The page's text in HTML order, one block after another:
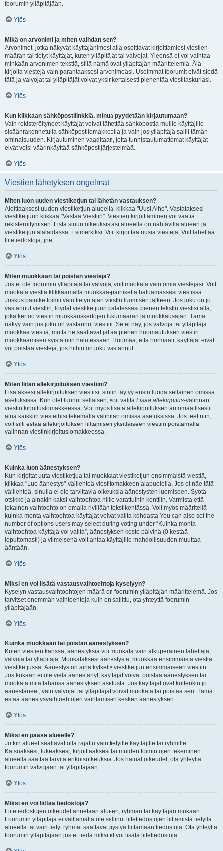
foorumin ylläpitäjään.
Ylös
Mikä on arvonimi ja miten vaihdan sen?
Arvonimet, jotka näkyvät käyttäjänimesi alla osoittavat kirjoittamiesi viestien
määrän tai tietyt käyttäjät, kuten ylläpitäjät tai valvojat. Yleensä et voi vaihtaa
minkään arvonimen tekstiä, sillä nämä ovat ylläpitäjän määrittelemiä. Älä
kirjoita viestejä vain parantaaksesi arvonimeäsi. Useimmat foorumit eivät siedä
tätä ja valvojat tai ylläpitäjät voivat yksinkertaisesti pienentää viestilaskuriasi.
Ylös
Kun klikkaan sähköpostilinkkiä, minua pyydetään kirjautumaan?
Vain rekisteröityneet käyttäjät voivat lähettää sähköpostia muille käyttäjille
sisäänrakennetulla sähköpostilomakkeella ja vain jos ylläpitäjä sallii tämän
ominaisuuden. Kirjautuminen vaaditaan, jotta tunnistautumattomat käyttäjät
eivät voisi väärinkäyttää sähköpostijärjestelmää.
Ylös
Viestien lähetyksen ongelmat
Miten luon uuden viestiketjun tai lähetän vastauksen?
Aloittaaksesi uuden viestiketjun alueella, klikkaa "Uusi Aihe". Vastataksesi
viestiketjuun klikkaa "Vastaa Viestiin". Viestien kirjoittaminen voi vaatia
rekisteröitymisen. Lista sinun oikeuksistasi alueella on nähtävillä alueen ja
viestiketjun alalaidassa. Esimerkiksi: Voit kirjoittaa uusia viestejä, Voit lähettää
liitetiedostoja, jne.
Ylös
Miten muokkaan tai poistan viestejä?
Jos et ole foorumin ylläpitäjä tai valvoja, voit muokata vain omia viestejäsi. Voit
muokata viestiä klikkaamalla muokkaa-painiketta haluamassasi viestissä.
Joskus painike toimii vain tietyn ajan viestin luomisen jälkeen. Jos joku on jo
vastannut viestiin, löydät viestiketjuun palatessasi pienen tekstin viestisi alla,
joka kertoo viestin muokkauskertojen lukumäärän ja muokkausajan. Tämä
näkyy vain jos joku on vastannut viestiin. Se ei näy, jos valvoja tai ylläpitäjä
muokkaa viestiä, mutta he saattavat jättää pienen huomautuksen viestin
muokkaamisen syistä niin halutessaan. Huomaa, että normaalit käyttäjät eivät
voi poistaa viestejä, jos niihin on joku vastannut.
Ylös
Miten liitän allekirjoituksen viestiini?
Lisätäksesi allekirjoituksen viestiisi, sinun täytyy ensin luoda sellainen omissa
asetuksissa. Kun olet luonut sellaisen, voit valita Lisää allekirjoitus-valinnan
viestin kirjoituslomakkeessa. Voit myös lisätä allekirjoituksen automaattisesti
aina kaikkiin viesteihisi tekemällä valinnan omissa asetuksissa. Jos teet niin,
voit silti estää allekirjoituksen liittämisen yksittäiseen viestiin poistamalla
valinnan viestinkirjoituslomakkeessa.
Ylös
Kuinka luon äänestyksen?
Kun kirjoitat uuta viestiketjua tai muokkaat viestiketjun ensimmäistä viestiä,
klikkaa "Luo äänestys"-välilehteä viestilomakkeen alapuolella. Jos et näe tätä
välilehteä, sinulla ei ole tarvittavia oikeuksia äänestysten luomiseen. Syötä
otsikko ja ainakin kaksi vaihtoehtoa niille varattuihin kenttiin. Varmista että
jokainen vaihtoehto on omalla rivillään tekstikentässä. Voit myös määritellä
kuinka monta vaihtoehtoa käyttäjät voivat valita kohdasta You can also set the
number of options users may select during voting under “Kuinka monta
vaihtoehtoa käyttäjä voi valita”, äänestyksen kesto päivinä (0 kestää
loputtomasti) ja viimeisenä voit antaa käyttäjille mahdollisuuden muuttaa
ääntään.
Ylös
Miksi en voi lisätä vastausvaihtoehtoja kyselyyn?
Kyselyn vastausvaihtoehtojen määrä on foorumin ylläpitäjän määrittelemä. Jos
tarvitset enemmän vaihtoehtoja kuin on sallittu, ota yhteyttä foorumin
ylläpitäjään.
Ylös
Kuinka muokkaan tai poistan äänestyksen?
Kuten viestien kanssa, äänestyksiä voi muokata vain alkuperäinen lähettäjä,
valvoja tai ylläpitäjä. Muokataksesi äänestystä, muokkaa ensimmäistä viestiä
viestiketjussa. Äänestys on aina kytketty viestiketjun ensimmäiseen viestiin.
Jos kukaan ei ole vielä äänestänyt, käyttäjät voivat poistaa äänestyksen tai
muokata mitä tahansa äänestyksen asetusta. Jos käyttäjät ovat kuitenkin jo
äänestäneet, vain valvojat tai ylläpitäjät voivat muokata tai poistaa sen. Tämä
estää äänestysvaihtoehtojen vaihtamisen kesken äänestyksen.
Ylös
Miksi en pääse alueelle?
Jotkin alueet saattavat olla rajattu vain tietyille käyttäjille tai ryhmille.
Katsoaksesi, lukeaksesi, kirjoittaaksesi tai muiden toimintojen tekeminen
alueella saattaa tarvita erikoisoikeuksia. Jos haluat oikeudet, ota yhteyttä
foorumin valvojaan tai ylläpitäjään.
Ylös
Miksi en voi liittää tiedostoja?
Liitetiedostojen oikeudet annetaan alueen, ryhmän tai käyttäjän mukaan.
Foorumin ylläpitäjä ei välttämättä ole sallinut liitetiedostojen liittämistä tietyllä
alueella tai vain tietyt ryhmät saattavat pystyä liittämään tiedostoja. Ota yhteyttä
foorumin ylläpitäjään jos et tiedä miksi et voi lisätä liitetiedostoja.